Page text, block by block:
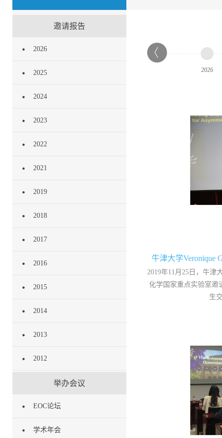
邀请报告
2026
2025
2024
2023
2022
2021
2019
2018
2017
2016
2015
2014
2013
2012
举办会议
EOC论坛
学术年会
2026
牛津大学Veronique
2019年11月25日，牛津
化学国家重点实验室邀
生